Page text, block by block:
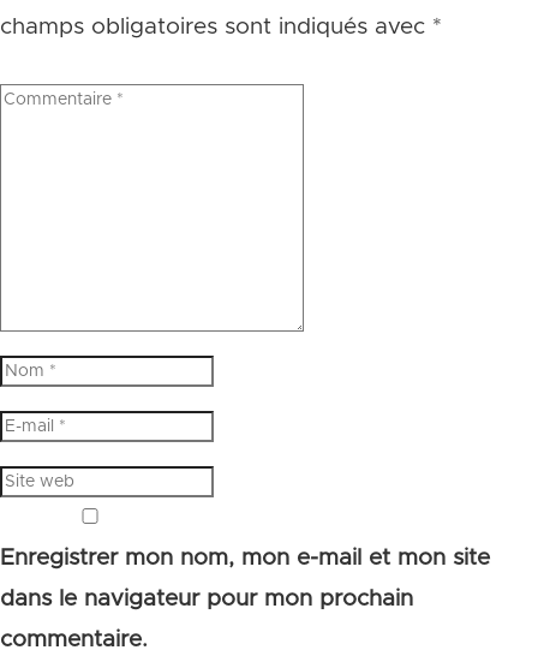
champs obligatoires sont indiqués avec *
Enregistrer mon nom, mon e-mail et mon site
dans le navigateur pour mon prochain
commentaire.